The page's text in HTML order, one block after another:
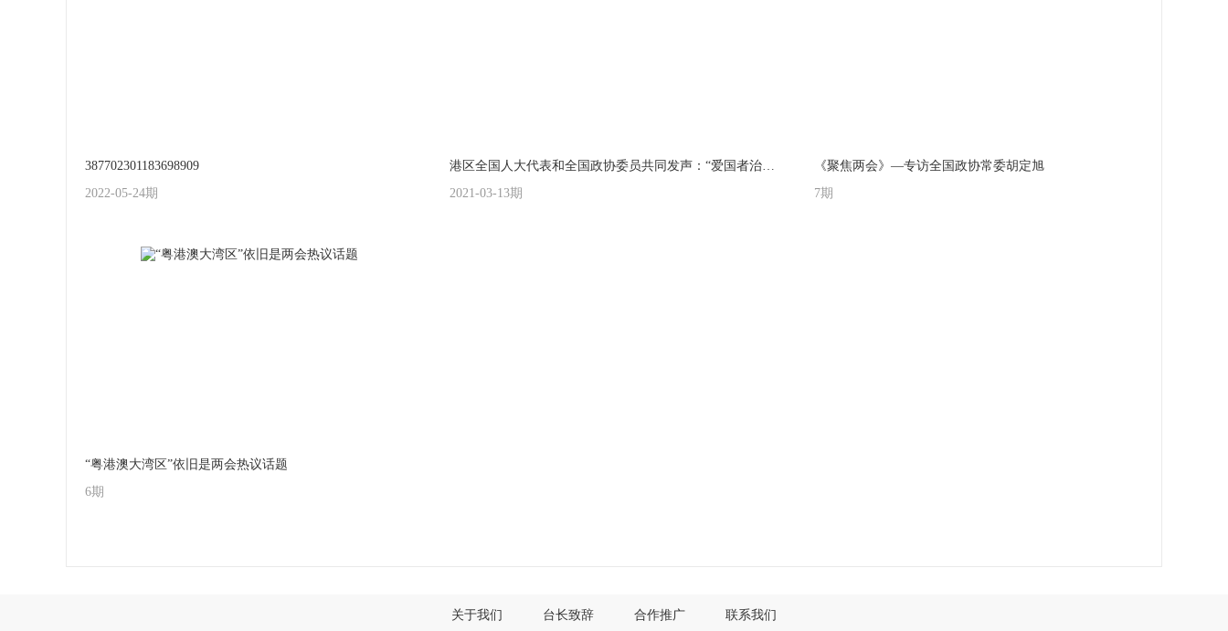
387702301183698909
2022-05-24期
港区全国人大代表和全国政协委员共同发声：“爱国者治港”有利于香港繁荣稳定
2021-03-13期
《聚焦两会》—专访全国政协常委胡定旭
7期
“粤港澳大湾区”依旧是两会热议话题
6期
关于我们 台长致辞 合作推广 联系我们